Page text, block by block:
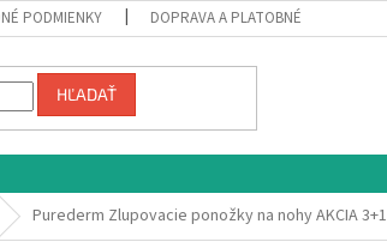
PODMIENKY DOPRAVA A PLATOBNÉ PODMIENKY
HĽADAŤ
Purederm Zlupovacie ponožky na nohy AKCIA 3+1